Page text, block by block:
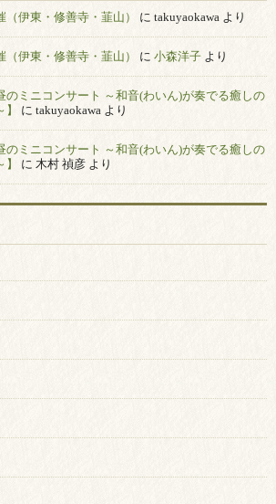
伊東・修善寺・韮山） に takuyaokawa より
伊東・修善寺・韮山） に 小森洋子 より
のミニコンサート ～和音(わいん)が奏でる癒しの
に takuyaokawa より
のミニコンサート ～和音(わいん)が奏でる癒しの
に 木村 禎彦 より